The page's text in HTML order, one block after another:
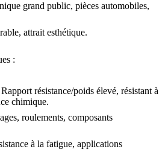
grand public, pièces automobiles,
attrait esthétique.
:
résistance/poids élevé, résistant à
chimique.
roulements, composants
à la fatigue, applications